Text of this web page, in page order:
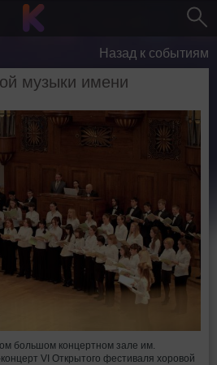
Назад к событиям
музыки имени
большом концертном зале им.
VI Открытого фестиваля хоровой